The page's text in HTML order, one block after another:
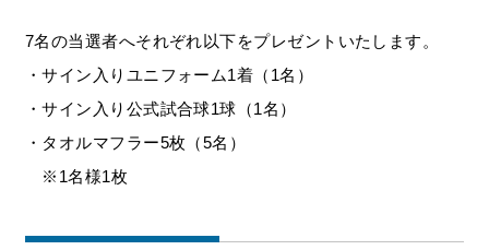
7名の当選者へそれぞれ以下をプレゼントいたします。
・サイン入りユニフォーム1着（1名）
・サイン入り公式試合球1球（1名）
・タオルマフラー5枚（5名）
※1名様1枚